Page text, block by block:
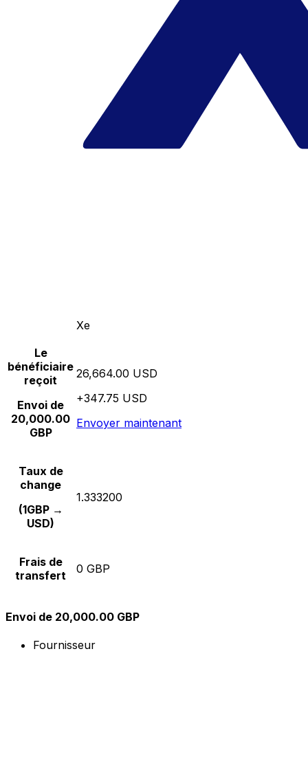
Xe
Le
bénéficiaire
reçoit
Envoi de
20,000.00
GBP
26,664.00 USD
+347.75 USD
Envoyer maintenant
Taux de
change
(1GBP →
USD)
1.333200
Frais de
transfert
0 GBP
Envoi de 20,000.00 GBP
Fournisseur